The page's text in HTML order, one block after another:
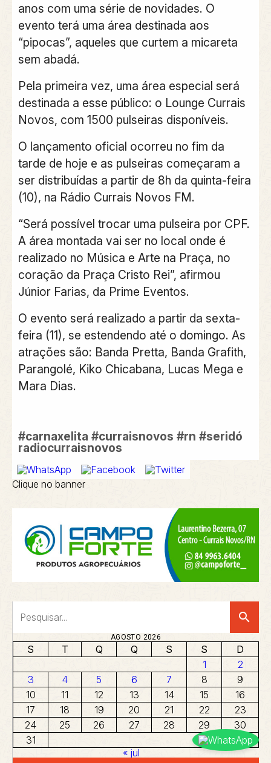
anos com uma série de novidades. O
evento terá uma área destinada aos
“pipocas”, aqueles que curtem a micareta
sem abadá.
Pela primeira vez, uma área especial será
destinada a esse público: o Lounge Currais
Novos, com 1500 pulseiras disponíveis.
O lançamento oficial ocorreu no fim da
tarde de hoje e as pulseiras começaram a
ser distribuídas a partir de 8h da quinta-feira
(10), na Rádio Currais Novos FM.
“Será possível trocar uma pulseira por CPF.
A área montada vai ser no local onde é
realizado no Música e Arte na Praça, no
coração da Praça Cristo Rei”, afirmou
Júnior Farias, da Prime Eventos.
O evento será realizado a partir da sexta-
feira (11), se estendendo até o domingo. As
atrações são: Banda Pretta, Banda Grafith,
Parangolé, Kiko Chicabana, Lucas Mega e
Mara Dias.
#carnaxelita #curraisnovos #rn #seridó
radiocurraisnovos
Clique no banner
search
AGOSTO 2026
S T Q Q S S
D
1
2
3
4 5 6 7 8
9
10
11 12 13 14 15
16
17
18 19 20 21 22
23
24
25 26 27 28 29
30
31
« jul